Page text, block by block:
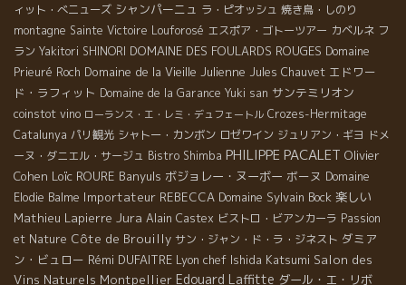
ィット・べニューズ シャンパーニュ ラ・ピオッシュ 焼き鳥・しのり
montagne Sainte Victoire Louforosé エスポア・ゴトーツアー カベルネ フ
ラン Yakitori SHINORI DOMAINE DES FOULARDS ROUGES Domaine
Prieuré Roch Domaine de la Vieille Julienne Jules Chauvet エドワー
ド・ラフィット Domaine de la Garance Yuki san サンテミリオン
coinstot vino ローランス・エ・レミ・デュフェートル Crozes-Hermitage
Catalunya パリ観光 シャトー・カンボン ロゼワイン ジュリアン・ギヨ ドメ
ーヌ・ダニエル・サージュ Bistro Shimba PHILIPPE PACALET Olivier
Cohen Loïc ROURE Banyuls ボジョレー・ヌーボー ボーヌ Domaine
Elodie Balme Importateur REBECCA Domaine Sylvain Bock 楽しい
Mathieu Lapierre Jura Alain Castex ビストロ・ビアンカーラ Passion
et Nature Côte de Brouilly サン・ジャン・ド・ラ・ジネスト ダミア
ン・ビュロー Rémi DUFAITRE Lyon chef Ishida Katsumi Salon des
Vins Naturels Montpellier Edouard Laffitte ダール・エ・リボ